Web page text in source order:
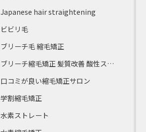
Japanese hair straightening
ビビリ毛
ブリーチ毛 縮毛矯正
ブリーチ縮毛矯正 髪質改善 酸性ストレート
口コミが良い縮毛矯正サロン
学割縮毛矯正
水素ストレート